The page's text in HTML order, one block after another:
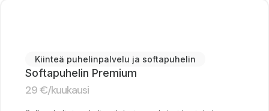
Kiinteä puhelinpalvelu ja softapuhelin
Softapuhelin Premium
29€/kuukausi